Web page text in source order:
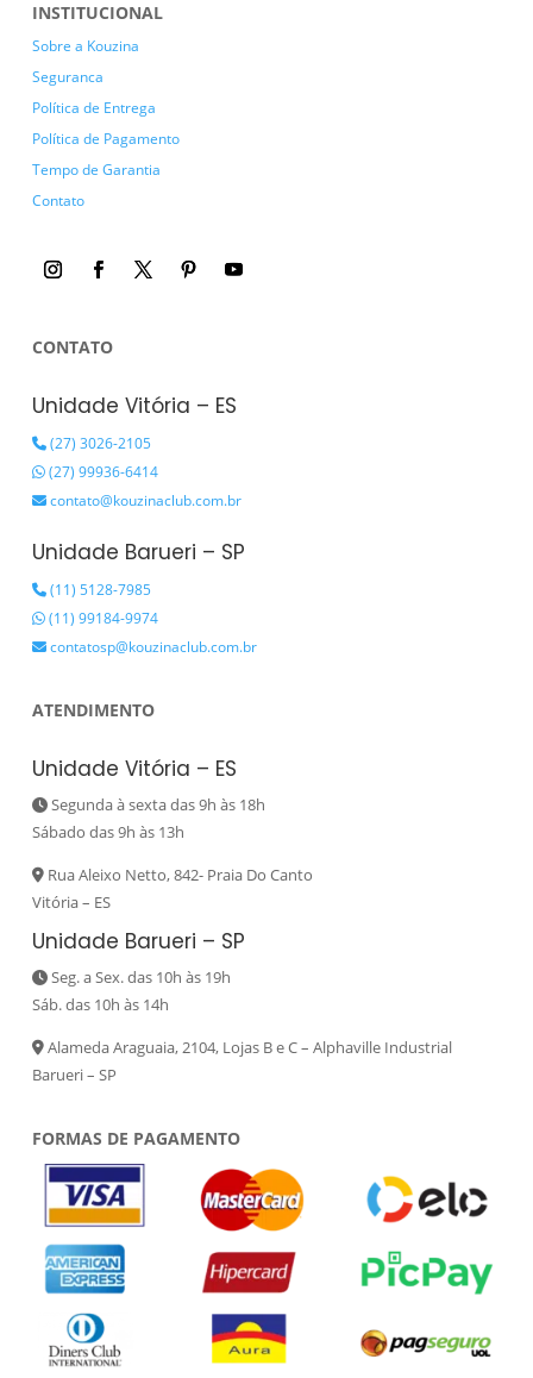
INSTITUCIONAL
Sobre a Kouzina
Seguranca
Política de Entrega
Política de Pagamento
Tempo de Garantia
Contato
CONTATO
Unidade Vitória – ES
(27) 3026-2105
(27) 99936-6414
contato@kouzinaclub.com.br
Unidade Barueri – SP
(11) 5128-7985
(11) 99184-9974
contatosp@kouzinaclub.com.br
ATENDIMENTO
Unidade Vitória – ES
Segunda à sexta das 9h às 18h
Sábado das 9h às 13h
Rua Aleixo Netto, 842- Praia Do Canto
Vitória – ES
Unidade Barueri – SP
Seg. a Sex. das 10h às 19h
Sáb. das 10h às 14h
Alameda Araguaia, 2104, Lojas B e C – Alphaville Industrial
Barueri – SP
FORMAS DE PAGAMENTO